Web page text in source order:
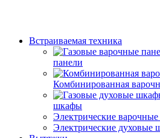
Встраиваемая техника
панели
Комбинированная
шкафы
Электрические
Электрические духовые